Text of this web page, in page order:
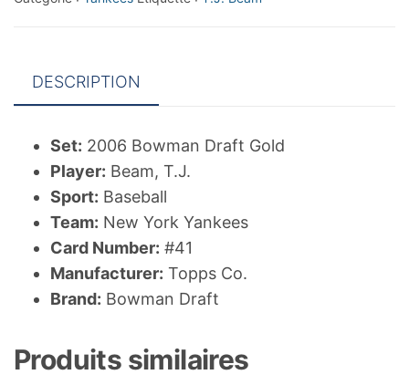
Beam
DESCRIPTION
Set: 2006 Bowman Draft Gold
Player: Beam, T.J.
Sport: Baseball
Team: New York Yankees
Card Number: #41
Manufacturer: Topps Co.
Brand: Bowman Draft
Produits similaires